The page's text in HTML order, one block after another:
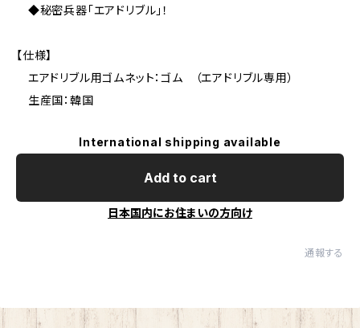
◆秘密兵器「エアドリブル」！
【仕様】
エアドリブル用ゴムネット：ゴム （エアドリブル専用）
生産国：韓国
International shipping available
Add to cart
日本国内にお住まいの方向け
通報する